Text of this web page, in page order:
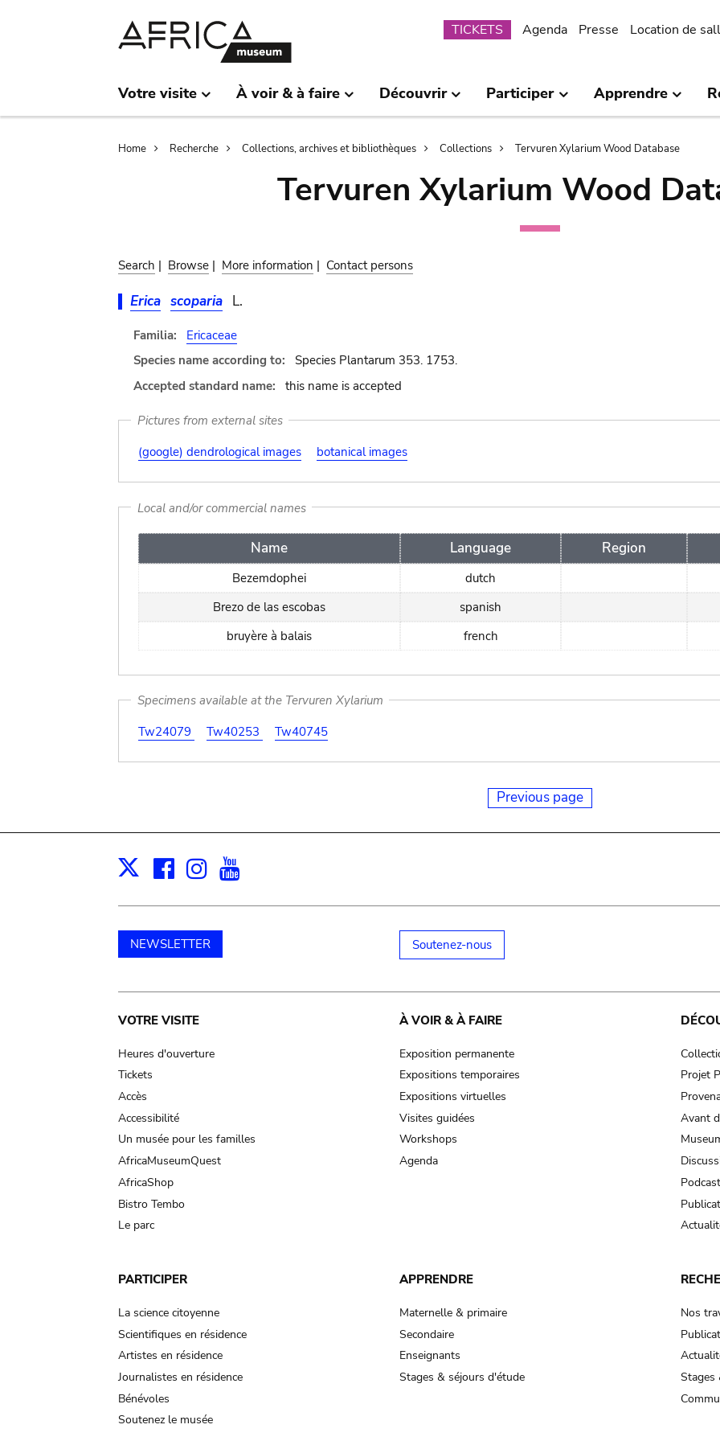
Submenu
TICKETS Agenda Presse Location de
Votre visite À voir & à faire Découvrir Participer Apprendre
Breadcrumb
Home Recherche Collections, archives et bibliothèques Collections Tervuren Xylarium Wood Database
Tervuren Xylarium Wood
Search | Browse | More information | Contact persons
Erica scoparia L.
Familia:
Ericaceae
Species name according to:
Species Plantarum 353. 1753.
Accepted standard name:
this name is accepted
Pictures from external sites
(google) dendrological images
botanical images
Local and/or commercial names
Name Language Region
Bezemdophei dutch
Brezo de las escobas
spanish
bruyère à balais
french
Specimens available at the Tervuren Xylarium
Tw24079
Tw40253 Tw40745
Previous page
X Facebook
Instagram
NEWSLETTER Soutenez-nous
Main
navigation
VOTRE VISITE
Heures d'ouverture
Tickets
Accès
Accessibilité
Un musée pour les familles
AfricaMuseumQuest
AfricaShop
Bistro Tembo
Le parc
À VOIR & À FAIRE
Exposition permanente
Expositions temporaires
Expositions virtuelles
Visites guidées
Workshops
Agenda
Projet
Avant
PARTICIPER
La science citoyenne
Scientifiques en résidence
Artistes en résidence
Journalistes en résidence
Bénévoles
Soutenez le musée
APPRENDRE
Maternelle & primaire
Secondaire
Enseignants
Stages & séjours d'étude
Nos
Stages